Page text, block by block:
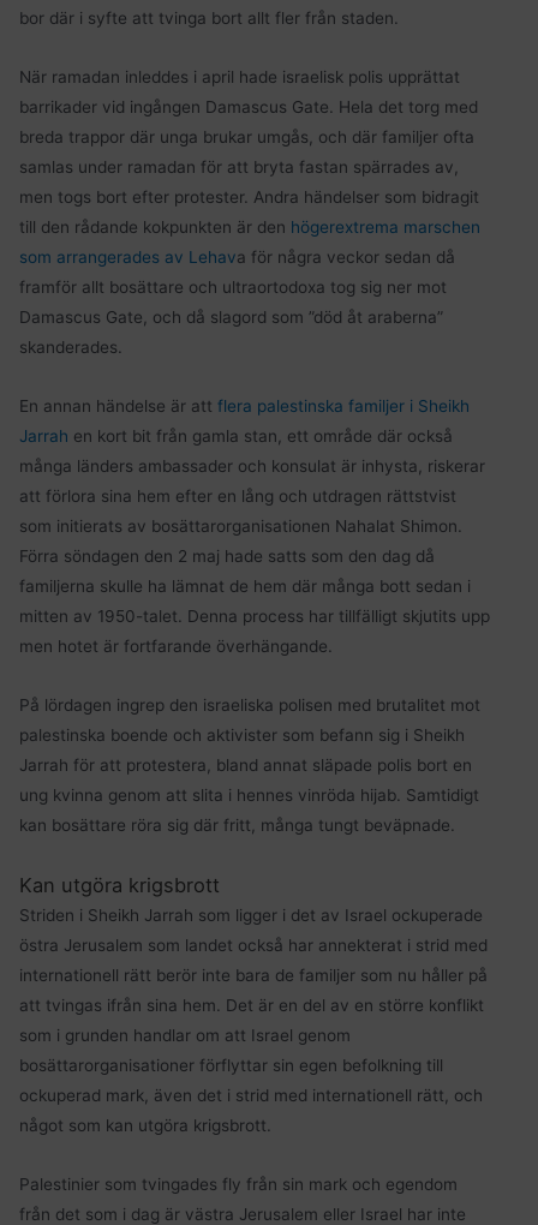
bor där i syfte att tvinga bort allt fler från staden.
När ramadan inleddes i april hade israelisk polis upprättat
barrikader vid ingången Damascus Gate. Hela det torg med
breda trappor där unga brukar umgås, och där familjer ofta
samlas under ramadan för att bryta fastan spärrades av,
men togs bort efter protester. Andra händelser som bidragit
till den rådande kokpunkten är den högerextrema marschen
som arrangerades av Lehava för några veckor sedan då
framför allt bosättare och ultraortodoxa tog sig ner mot
Damascus Gate, och då slagord som ”död åt araberna”
skanderades.
En annan händelse är attflera palestinska familjer i Sheikh
Jarrah en kort bit från gamla stan, ett område där också
många länders ambassader och konsulat är inhysta, riskerar
att förlora sina hem efter en lång och utdragen rättstvist
som initierats av bosättarorganisationen Nahalat Shimon.
Förra söndagen den 2 maj hade satts som den dag då
familjerna skulle ha lämnat de hem där många bott sedan i
mitten av 1950-talet. Denna process har tillfälligt skjutits upp
men hotet är fortfarande överhängande.
På lördagen ingrep den israeliska polisen med brutalitet mot
palestinska boende och aktivister som befann sig i Sheikh
Jarrah för att protestera, bland annat släpade polis bort en
ung kvinna genom att slita i hennes vinröda hijab. Samtidigt
kan bosättare röra sig där fritt, många tungt beväpnade.
Kan utgöra krigsbrott
Striden i Sheikh Jarrah som ligger i det av Israel ockuperade
östra Jerusalem som landet också har annekterat i strid med
internationell rätt berör inte bara de familjer som nu håller på
att tvingas ifrån sina hem. Det är en del av en större konflikt
som i grunden handlar om att Israel genom
bosättarorganisationer förflyttar sin egen befolkning till
ockuperad mark, även det i strid med internationell rätt, och
något som kan utgöra krigsbrott.
Palestinier som tvingades fly från sin mark och egendom
från det som i dag är västra Jerusalem eller Israel har inte